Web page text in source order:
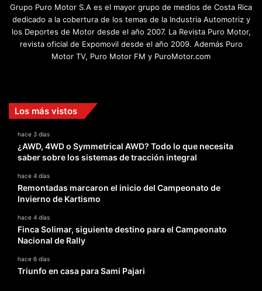
Grupo Puro Motor S.A es el mayor grupo de medios de Costa Rica
dedicado a la cobertura de los temas de la Industria Automotriz y
los Deportes de Motor desde el año 2007. La Revista Puro Motor,
revista oficial de Expomovil desde el año 2009. Además Puro
Motor TV, Puro Motor FM y PuroMotor.com
Los más vistos
hace 3 días
¿AWD, 4WD o Symmetrical AWD? Todo lo que necesita
saber sobre los sistemas de tracción integral
hace 4 días
Remontadas marcaron el inicio del Campeonato de
Invierno de Kartismo
hace 4 días
Finca Solimar, siguiente destino para el Campeonato
Nacional de Rally
hace 6 días
Triunfo en casa para Sami Pajari